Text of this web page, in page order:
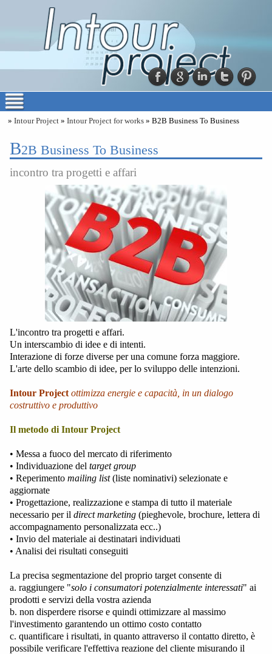
» Intour Project » Intour Project for works » B2B Business To Business
B2B Business To Business
incontro tra progetti e affari
L'incontro tra progetti e affari.
Un interscambio di idee e di intenti.
Interazione di forze diverse per una comune forza maggiore.
L'arte dello scambio di idee, per lo sviluppo delle intenzioni.
Intour Project ottimizza energie e capacità, in un dialogo
costruttivo e produttivo
Il metodo di Intour Project
• Messa a fuoco del mercato di riferimento
• Individuazione del target group
• Reperimento mailing list(liste nominativi) selezionate e
aggiornate
• Progettazione, realizzazione e stampa di tutto il materiale
necessario per il direct marketing (pieghevole, brochure, lettera di
accompagnamento personalizzata ecc..)
• Invio del materiale ai destinatari individuati
• Analisi dei risultati conseguiti
La precisa segmentazione del proprio target consente di
a. raggiungere "solo i consumatori potenzialmente interessati" ai
prodotti e servizi della vostra azienda
b. non disperdere risorse e quindi ottimizzare al massimo
l'investimento garantendo un ottimo costo contatto
c. quantificare i risultati, in quanto attraverso il contatto diretto, è
possibile verificare l'effettiva reazione del cliente misurando il